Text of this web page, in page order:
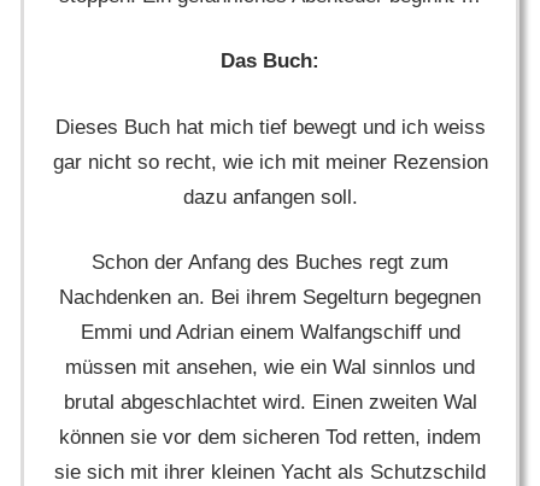
Das Buch:
Dieses Buch hat mich tief bewegt und ich weiss
gar nicht so recht, wie ich mit meiner Rezension
dazu anfangen soll.
Schon der Anfang des Buches regt zum
Nachdenken an. Bei ihrem Segelturn begegnen
Emmi und Adrian einem Walfangschiff und
müssen mit ansehen, wie ein Wal sinnlos und
brutal abgeschlachtet wird. Einen zweiten Wal
können sie vor dem sicheren Tod retten, indem
sie sich mit ihrer kleinen Yacht als Schutzschild